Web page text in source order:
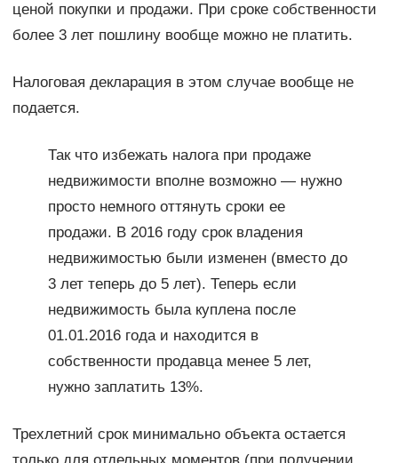
ценой покупки и продажи. При сроке собственности
более 3 лет пошлину вообще можно не платить.
Налоговая декларация в этом случае вообще не
подается.
Так что избежать налога при продаже
недвижимости вполне возможно — нужно
просто немного оттянуть сроки ее
продажи. В 2016 году срок владения
недвижимостью были изменен (вместо до
3 лет теперь до 5 лет). Теперь если
недвижимость была куплена после
01.01.2016 года и находится в
собственности продавца менее 5 лет,
нужно заплатить 13%.
Трехлетний срок минимально объекта остается